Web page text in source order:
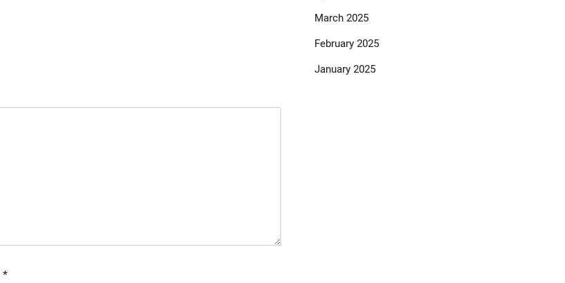
*
March 2025
February 2025
January 2025